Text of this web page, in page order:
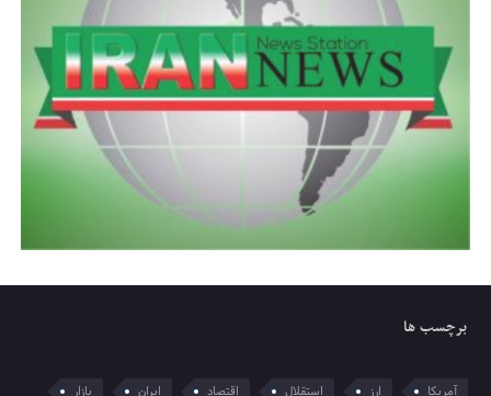
برچسب ها
آمریکا ارز استقلال اقتصاد ایران بازار